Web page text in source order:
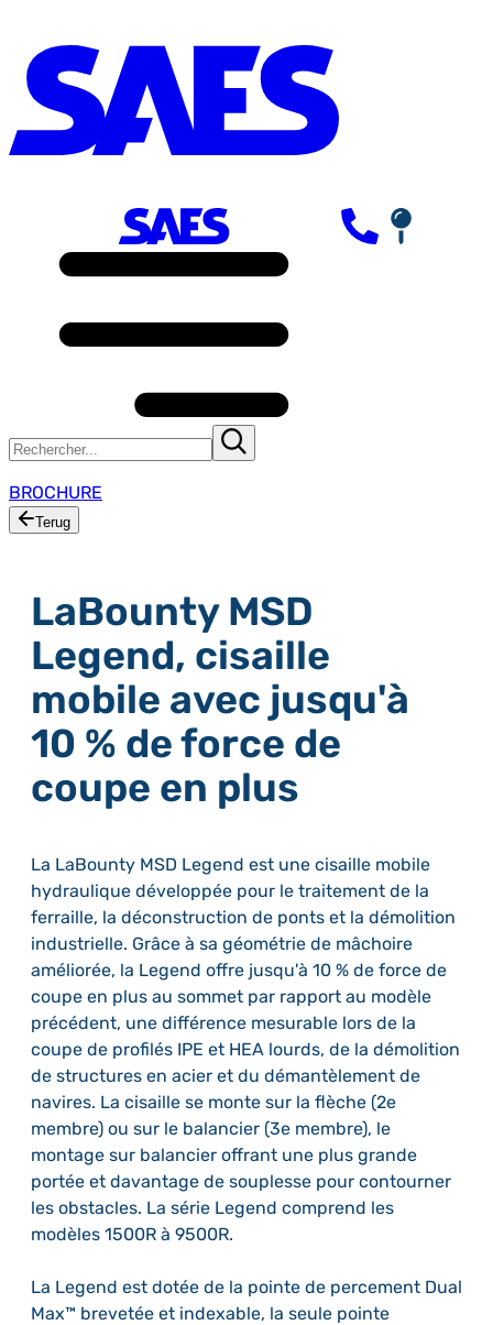
BROCHURE
Terug
LaBounty MSD
Legend, cisaille
mobile avec jusqu'à
10 % de force de
coupe en plus
La LaBounty MSD Legend est une cisaille mobile
hydraulique développée pour le traitement de la
ferraille, la déconstruction de ponts et la démolition
industrielle. Grâce à sa géométrie de mâchoire
améliorée, la Legend offre jusqu'à 10 % de force de
coupe en plus au sommet par rapport au modèle
précédent, une différence mesurable lors de la
coupe de profilés IPE et HEA lourds, de la démolition
de structures en acier et du démantèlement de
navires. La cisaille se monte sur la flèche (2e
membre) ou sur le balancier (3e membre), le
montage sur balancier offrant une plus grande
portée et davantage de souplesse pour contourner
les obstacles. La série Legend comprend les
modèles 1500R à 9500R.
La Legend est dotée de la pointe de percement Dual
Max™ brevetée et indexable, la seule pointe